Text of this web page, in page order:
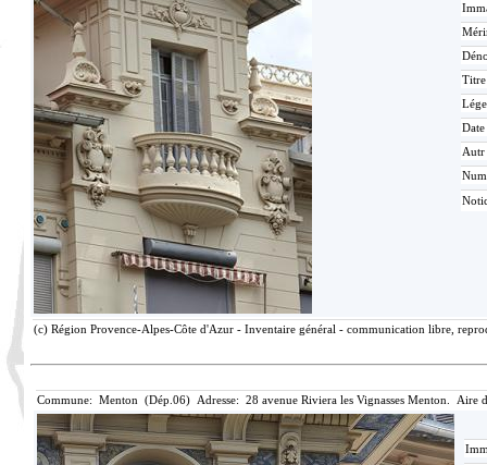
Autr
(c) Région Provence-Alpes-Côte d'Azur - Inventaire général - communication libre,
Commune: Menton (Dép.06) Adresse: 28 avenue Riviera les Vignasses Menton. Aire